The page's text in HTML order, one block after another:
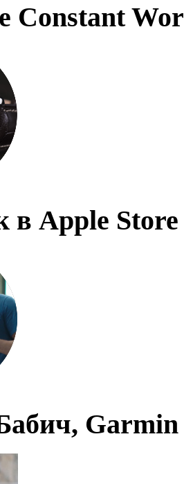
Constant
в Apple Store
Garmin